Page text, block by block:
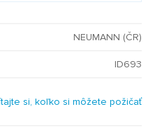
NEUMANN (ČR)
ID693
si, koľko si môžete požičať